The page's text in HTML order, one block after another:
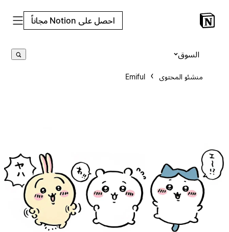
احصل على Notion مجاناً
منشئو المحتوى Emiful